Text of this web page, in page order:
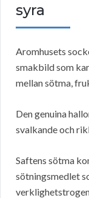
syra
Aromhusets
smakbild som
mellan sötma,
Den genuina
svalkande och
Saftens sötma
sötningsmedlet